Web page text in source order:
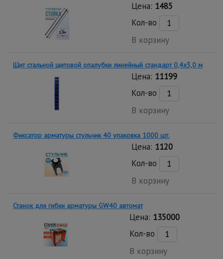
Цена: 1485
Кол-во
В корзину
Щит стальной щитовой опалубки линейный стандарт 0,4x3,0 м
Цена: 11199
Кол-во
В корзину
Фиксатор арматуры стульчик 40 упаковка 1000 шт.
Цена: 1120
Кол-во
В корзину
Станок для гибки арматуры GW40 автомат
Цена: 135000
Кол-во
В корзину